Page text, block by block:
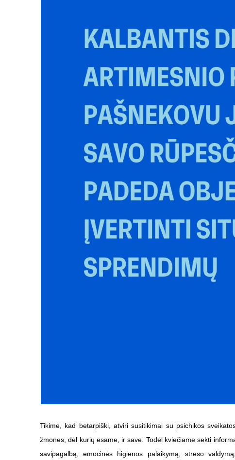
Tikime, kad betarpiški, atviri susitikimai su psichikos
žmones, dėl kurių esame, ir save. Todėl kviečiame sekti
savipagalbą, emocinės higienos palaikymą, streso